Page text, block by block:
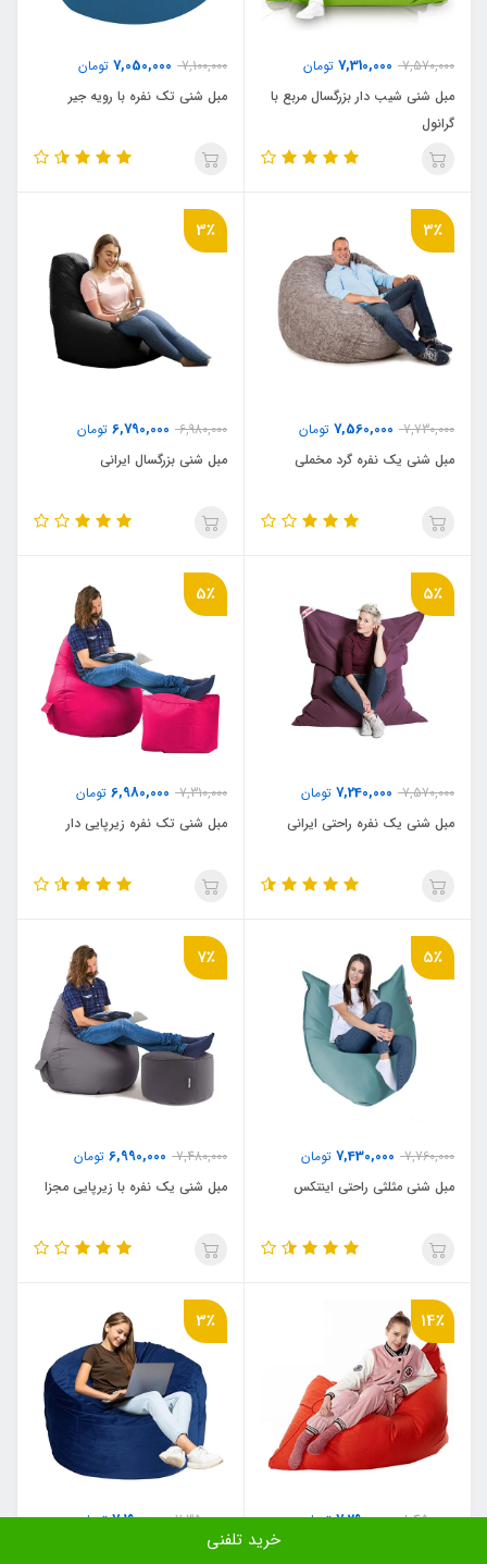
7,570,000
7,310,000 تومان
مبل شنی شیب دار بزرگسال مربع با
گرانول
7,100,000
7,050,000 تومان
مبل شنی تک نفره با رویه جیر
3٪
7,730,000
7,560,000 تومان
مبل شنی یک نفره گرد مخملی
3٪
6,980,000
6,790,000 تومان
مبل شنی بزرگسال ایرانی
5٪
7,570,000
7,240,000 تومان
مبل شنی یک نفره راحتی ایرانی
5٪
7,310,000
6,980,000 تومان
مبل شنی تک نفره زیرپایی دار
5٪
7,760,000
7,430,000 تومان
مبل شنی مثلثی راحتی اینتکس
7٪
7,480,000
6,990,000 تومان
مبل شنی یک نفره با زیرپایی مجزا
14٪
8,450,000
7,290,000تومان
مبل شنی یک نفره شیب دار راحتی
3٪
7,350,000
7,190,000تومان
مبل شنی یک نفره با رویه جیرخرید تلفنی